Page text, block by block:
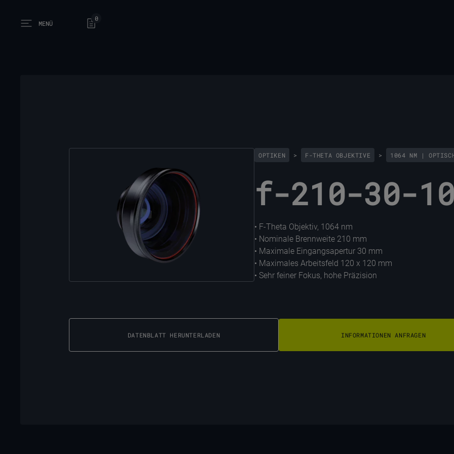
Open main menu
MENÜ
0
OPTIKEN > F-THETA OBJEKTIVE > 1064 NM |
f-210-30-
• F-Theta Objektiv, 1064 nm
• Nominale Brennweite 210 mm
• Maximale Eingangsapertur 30 mm
• Maximales Arbeitsfeld 120 x 120 mm
• Sehr feiner Fokus, hohe Präzision
DATENBLATT HERUNTERLADEN INFORMATIONEN ANFRAGEN